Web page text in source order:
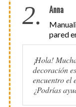
2. Anna
pared
¡Hola!
decoración
encuentro el
¿Podrías